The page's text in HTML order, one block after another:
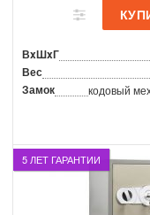
ВxШxГ
Вес
Замок кодовый
5 ЛЕТ ГАРАНТИИ